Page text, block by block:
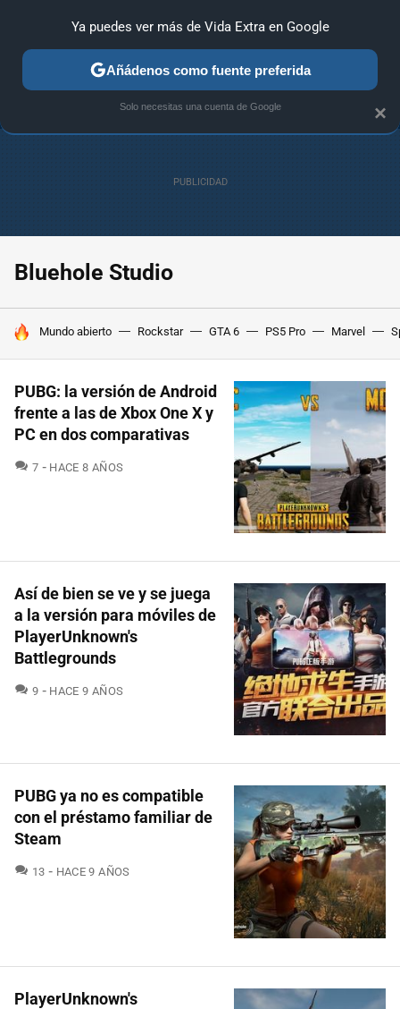
ANÁLISIS GUÍAS Y TRUCOS PC SONY NINTENDO
Bluehole Studio
HOY SE HABLA DE
Mundo abierto Rockstar GTA 6 PS5 Pro Marvel
PUBG: la versión de Android
frente a las de Xbox One X y
PC en dos comparativas
7 COMENTARIOS
HACE 8 AÑOS
Así de bien se ve y se juega
a la versión para móviles de
PlayerUnknown's
Battlegrounds
9 COMENTARIOS
HACE 9 AÑOS
PUBG ya no es compatible
con el préstamo familiar de
Steam
13 COMENTARIOS
HACE 9 AÑOS
PlayerUnknown's
×
Ya puedes ver más de Vida Extra en Google
Añádenos como fuente preferida
Solo necesitas una cuenta de Google